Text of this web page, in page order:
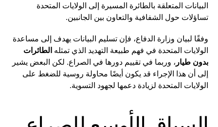
البيانات المتعلقة بالطائرة المسيرة إلى الولايات المتحدة
تساؤلات حول الشفافية والتعاون بين الجانبين.
وفقًا لبيان وزارة الدفاع، فإن تسليم البيانات يهدف إلى مساعدة
الولايات المتحدة في فهم طبيعة التهديد الذي تمثله الطائرات
بدون طيار ، وربما في تقييم دورها في الصراع. لكن البعض يشير
إلى أن هذا الإجراء قد يكون أيضًا محاولة روسية للضغط على
الولايات المتحدة لزيادة دعمها لجهود التسوية.